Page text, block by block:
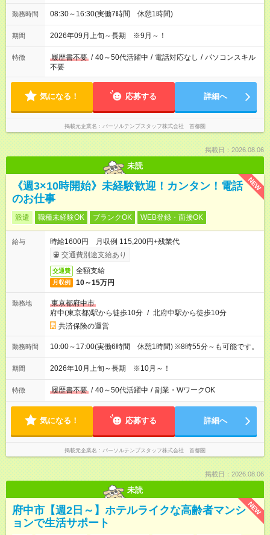
勤務時間 08:30～16:30(実働7時間 休憩1時間)
期間 2026年09月上旬～長期 ※9月～！
特徴 履歴書不要 / 40～50代活躍中 / 電話対応なし / パソコンスキル
不要
気になる！ 応募する 詳細へ
掲載元企業名 パーソルテンプスタッフ株式会社 首都圏
掲載日：2026.08.06
未読
NEW
《週3×10時開始》未経験歓迎！カンタン！電話
のお仕事
派遣 職種未経験OK ブランクOK WEB登録・面接OK
給与
時給1600円 月収例 115,200円+残業代
交通費別途支給あり
交通費 全額支給
月収例 10～15万円
勤務地
東京都府中市
府中(東京都)駅から徒歩10分 / 北府中駅から徒歩10分
共済保険の運営
勤務時間 10:00～17:00(実働6時間 休憩1時間) ※8時55分～も可能です。
期間 2026年10月上旬～長期 ※10月～！
特徴 履歴書不要 / 40～50代活躍中 / 副業・WワークOK
気になる！ 応募する 詳細へ
掲載元企業名 パーソルテンプスタッフ株式会社 首都圏
掲載日：2026.08.06
未読
NEW
府中市【週2日～】ホテルライクな高齢者マンシ
ョンで生活サポート